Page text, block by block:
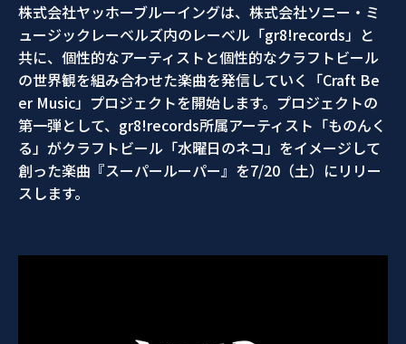
株式会社ヤッホーブルーイングは、株式会社ソニー・ミ
ュージックレーベルズ内のレーベル「gr8!records」と
共に、個性的なアーティストと個性的なクラフトビール
の世界観を組み合わせた楽曲を発信していく「Craft Be
er Music」プロジェクトを開始します。プロジェクトの
第一弾として、gr8!records所属アーティスト「ものんく
る」がクラフトビール「水曜日のネコ」をイメージして
創った楽曲『スーパールーパー』を7/20（土）にリリー
スします。